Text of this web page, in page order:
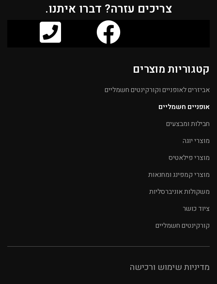
צריכים עזרה? דברו איתנו.
קטגוריות מוצרים
אביזרים לאופניים וקורקינטים חשמליים
אופניים חשמליים
חבילות ומבצעים
מוצרי יוגה
מוצרי פילאטיס
מוצרי קמפינג ומחנאות
משקולות אוניברסליות
ציוד כושר
קורקינטים חשמליים
מדיניות שימוש ורכישה